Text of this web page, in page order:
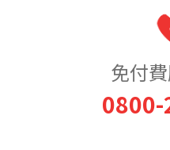
免付